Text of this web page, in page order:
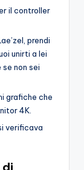
il controller
prendi
unirti a lei
non sei
grafiche che
4K.
verificava
di